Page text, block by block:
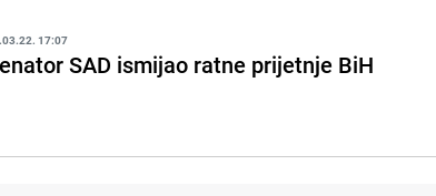
17:07
SAD ismijao ratne prijetnje BiH